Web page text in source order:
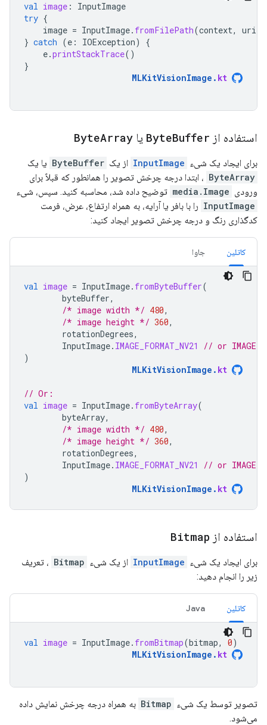
val image :
InputImage
try {
image = InputImage. fromFilePath(context, uri
} catch (e : IOException)
{
e.printStackTrace()
}
MLKitVisionImage . kt
استفاده از ByteBuffer یا ByteArray
برای ایجاد یک شیء InputImage از یک ByteBuffer یا یک
ByteArray ، ابتدا درجه چرخش تصویر را همانطور که قبلاً برای
ورودی media.Image توضیح داده شد، محاسبه کنید. سپس، شیء
InputImage را با بافر یا آرایه، به همراه ارتفاع، عرض، فرمت
کدگذاری رنگ و درجه چرخش تصویر ایجاد کنید:
کاتلین جاوا
val image = InputImage. fromByteBuffer(
byteBuffer,
/* image width */ 480,
/* image height */ 360,
rotationDegrees,
InputImage. IMAGE_FORMAT_NV21
// or
)
MLKitVisionImage . kt
// Or:
val image = InputImage. fromByteArray(
byteArray,
/* image width */ 480,
/* image height */ 360,
rotationDegrees,
InputImage. IMAGE_FORMAT_NV21
// or
)
MLKitVisionImage . kt
استفاده از Bitmap
برای ایجاد یک شیء InputImage از یک شیء Bitmap ، تعریف
زیر را انجام دهید:
کاتلین Java
val image = InputImage. fromBitmap(bitmap, 0)
MLKitVisionImage . kt
تصویر توسط یک شیء Bitmap به همراه درجه چرخش نمایش داده
می‌شود.